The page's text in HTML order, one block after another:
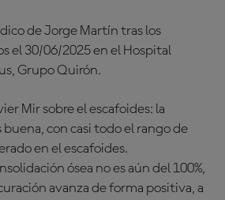
de Jorge Martín tras los
el 30/06/2025 en el Hospital
Grupo Quirón.
Mir sobre el escafoides: la
con casi todo el rango de
en el escafoides.
ósea no es aún del 100%,
avanza de forma positiva, a